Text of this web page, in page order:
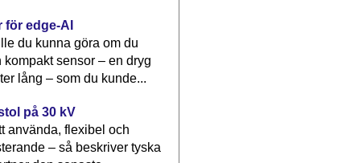
för edge-AI
du kunna göra om du
kompakt sensor – en dryg
lång – som du kunde...
på 30 kV
använda, flexibel och
– så beskriver tyska